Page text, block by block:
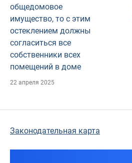
общедомовое
имущество, то с этим
остеклением должны
согласиться все
собственники всех
помещений в доме
22 апреля 2025
Законодательная карта